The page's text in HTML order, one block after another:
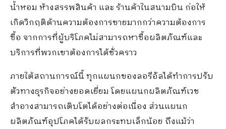
น้ำหอม ห้างสรรพสินค้า และ ร้านค้าในสนามบิน ก่อให้
เกิดวิกฤติด้านความต้องการขายมากกว่าความต้องการ
ซื้อ จากการที่ผู้บริโภคไม่สามารถหาซื้อผลิตภัณฑ์และ
บริการที่พวกเขาต้องการได้ชั่วคราว
ภายใต้สถานการณ์นี้ ทุกแผนกของลอรีอัลได้ทำการปรับ
ตัวทางธุรกิจอย่างยอดเยี่ยม โดยแผนกผลิตภัณฑ์เวช
สำอางสามารถเติบโตได้อย่างต่อเนื่อง ส่วนแผนก
ผลิตภัณฑ์อุปโภคได้รับผลกระทบเล็กน้อย ถึงแม้ว่า